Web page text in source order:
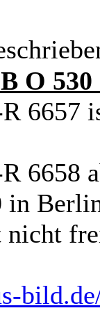
O
6657
6658
in
nicht